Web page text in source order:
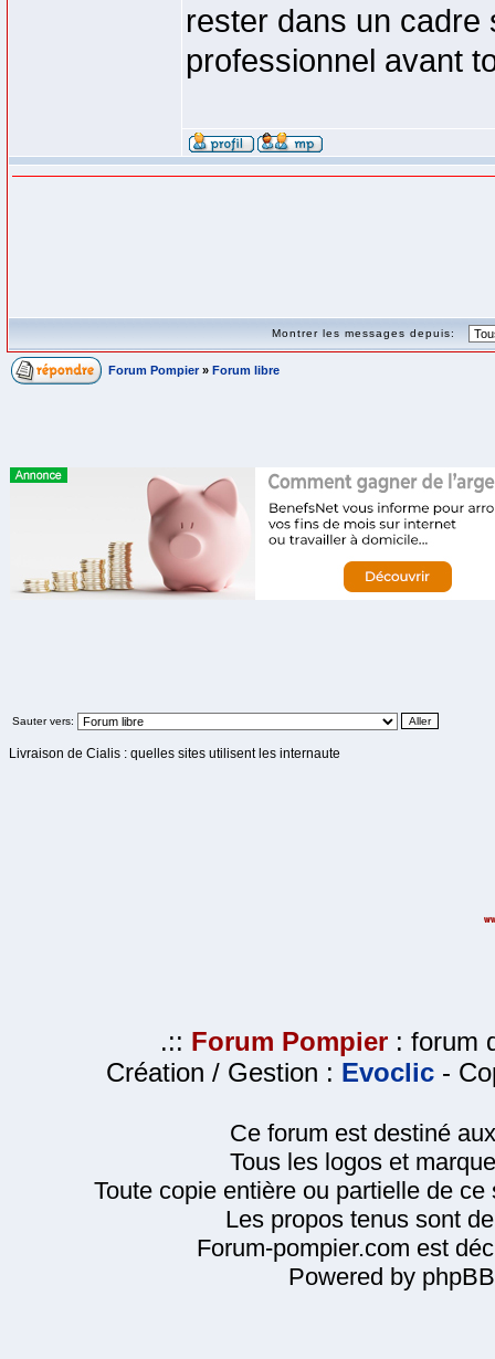
rester dans un cadre
professionnel avant
Montrer les messages depuis:
Forum Pompier » Forum libre
Sauter vers:
Livraison de Cialis : quelles sites utilisent les internaute
.:: Forum Pompier : forum
Création / Gestion : Evoclic -
Ce forum est destiné
Tous les logos et
Toute copie entière ou partielle de
Les propos tenus sont
Forum-pompier.com est
Powered by